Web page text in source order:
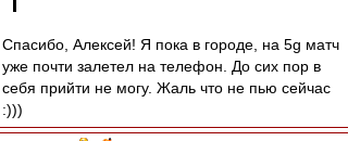
Спасибо, Алексей! Я пока в городе, на 5g матч
уже почти залетел на телефон. До сих пор в
себя прийти не могу. Жаль что не пью сейчас
:)))